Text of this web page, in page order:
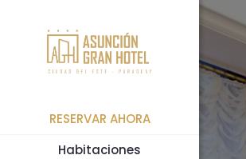
RESERVAR AHORA
Habitaciones